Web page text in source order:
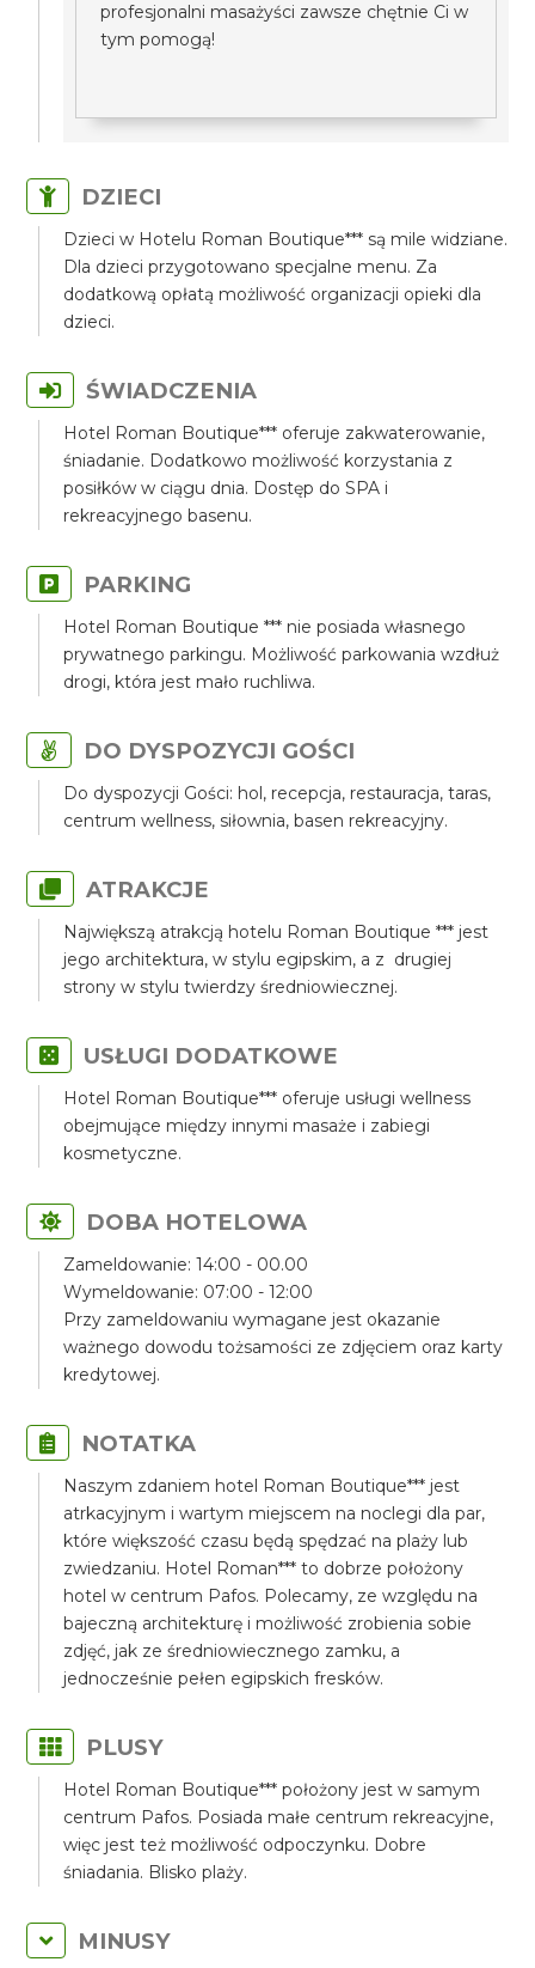
profesjonalni masażyści zawsze chętnie Ci w
tym pomogą!
DZIECI
Dzieci w Hotelu Roman Boutique*** są mile widziane.
Dla dzieci przygotowano specjalne menu. Za
dodatkową opłatą możliwość organizacji opieki dla
dzieci.
ŚWIADCZENIA
Hotel Roman Boutique*** oferuje zakwaterowanie,
śniadanie. Dodatkowo możliwość korzystania z
posiłków w ciągu dnia. Dostęp do SPA i
rekreacyjnego basenu.
PARKING
Hotel Roman Boutique *** nie posiada własnego
prywatnego parkingu. Możliwość parkowania wzdłuż
drogi, która jest mało ruchliwa.
DO DYSPOZYCJI GOŚCI
Do dyspozycji Gości: hol, recepcja, restauracja, taras,
centrum wellness, siłownia, basen rekreacyjny.
ATRAKCJE
Największą atrakcją hotelu Roman Boutique *** jest
jego architektura, w stylu egipskim, a z drugiej
strony w stylu twierdzy średniowiecznej.
USŁUGI DODATKOWE
Hotel Roman Boutique*** oferuje usługi wellness
obejmujące między innymi masaże i zabiegi
kosmetyczne.
DOBA HOTELOWA
Zameldowanie: 14:00 - 00.00
Wymeldowanie: 07:00 - 12:00
Przy zameldowaniu wymagane jest okazanie
ważnego dowodu tożsamości ze zdjęciem oraz karty
kredytowej.
NOTATKA
Naszym zdaniem hotel Roman Boutique*** jest
atrkacyjnym i wartym miejscem na noclegi dla par,
które większość czasu będą spędzać na plaży lub
zwiedzaniu. Hotel Roman*** to dobrze położony
hotel w centrum Pafos. Polecamy, ze względu na
bajeczną architekturę i możliwość zrobienia sobie
zdjęć, jak ze średniowiecznego zamku, a
jednocześnie pełen egipskich fresków.
PLUSY
Hotel Roman Boutique*** położony jest w samym
centrum Pafos. Posiada małe centrum rekreacyjne,
więc jest też możliwość odpoczynku. Dobre
śniadania. Blisko plaży.
MINUSY